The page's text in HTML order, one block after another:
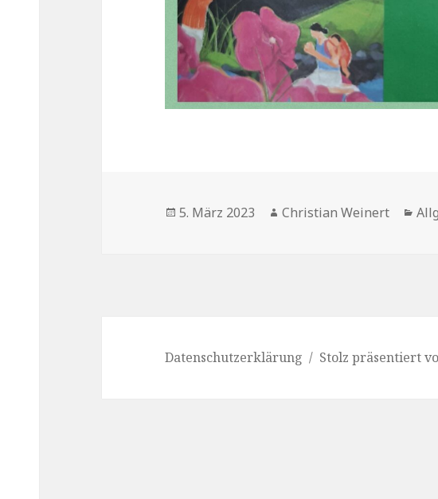
Veröffentlicht
5. März 2023 Autor
Christian Weinert
Datenschutzerklärung Stolz präsentiert